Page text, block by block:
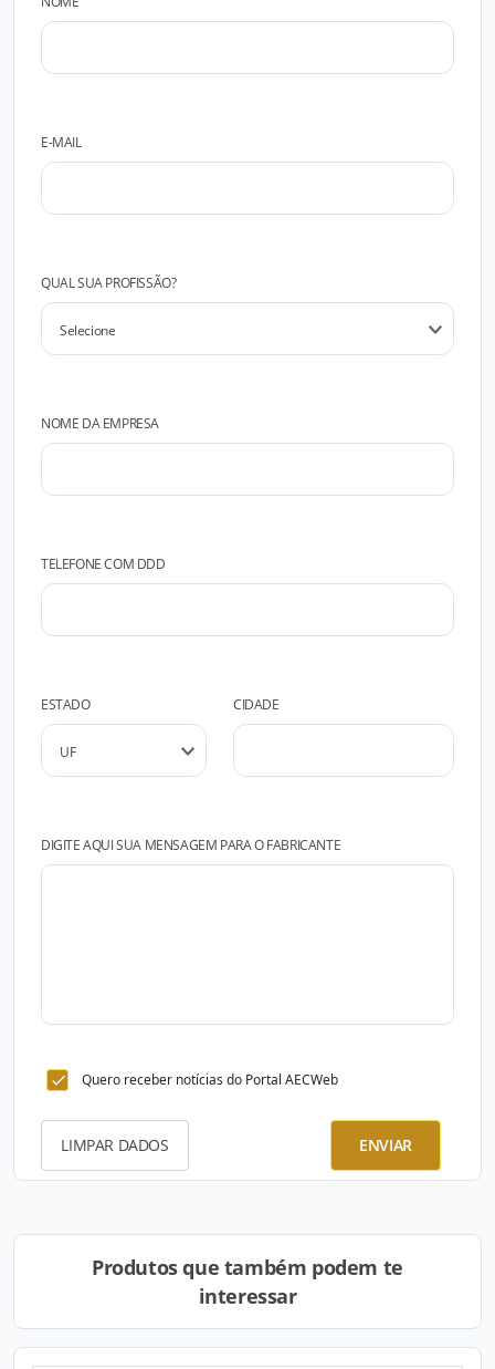
E-MAIL
QUAL SUA PROFISSÃO?
NOME DA EMPRESA
TELEFONE COM DDD
ESTADO CIDADE
DIGITE AQUI SUA MENSAGEM PARA O FABRICANTE
Quero receber notícias do Portal AECWeb
LIMPAR DADOS ENVIAR
Produtos que também podem te
interessar